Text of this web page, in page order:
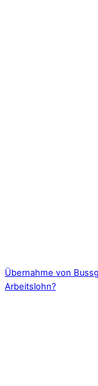
Übernahme von
Arbeitslohn?